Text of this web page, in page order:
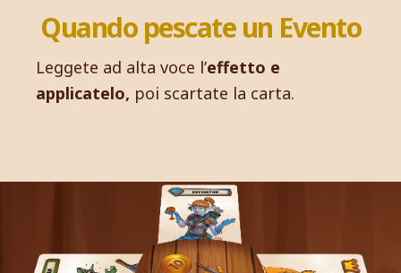
Quando pescate un Evento
Leggete ad alta voce l’effetto e
applicatelo, poi scartate la carta.